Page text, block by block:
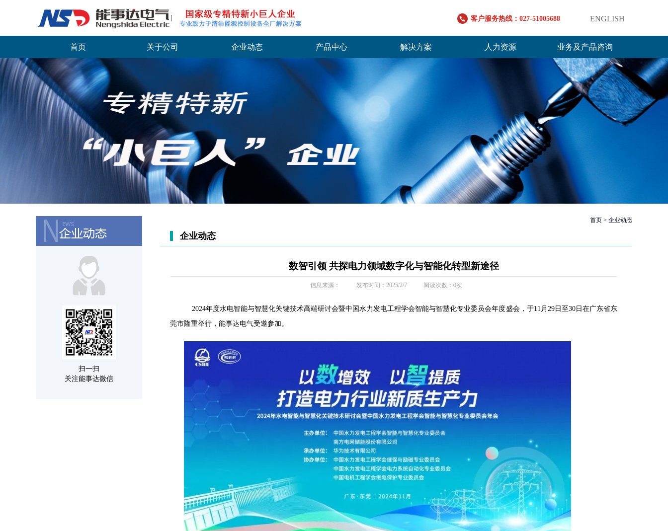
ENGLISH
客户服务热线：027-51005688
首页 关于公司 企业动态 产品中心 解决方案 人力资源 业务及产品咨询
扫一扫
关注能事达微信
首页 > 企业动态
企业动态
数智引领 共探电力领域数字化与智能化转型新途径
信息来源： 发布时间：2025/2/7 阅读次数：0次
2024年度水电智能与智慧化关键技术高端研讨会暨中国水力发电工程学会智能与智慧化专业委员会年度盛会，于11月29日至30日在广东省东
莞市隆重举行，能事达电气受邀参加。